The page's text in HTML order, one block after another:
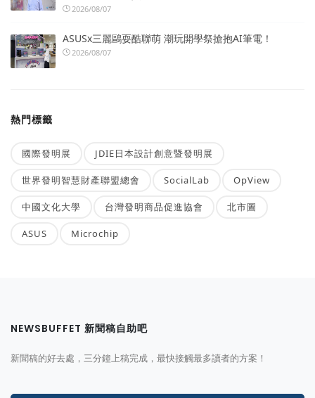
2026/08/07
ASUSx三麗鷗耍酷聯萌 潮玩開學祭搶抱AI筆電！
2026/08/07
熱門標籤
國際發明展 JDIE日本設計創意暨發明展
世界發明智慧財產聯盟總會 SocialLab OpView
中國文化大學 台灣發明商品促進協會 北市圖
ASUS Microchip
NEWSBUFFET 新聞稿自助吧
新聞稿的好去處，三分鐘上稿完成，最快接觸最多讀者的方案！